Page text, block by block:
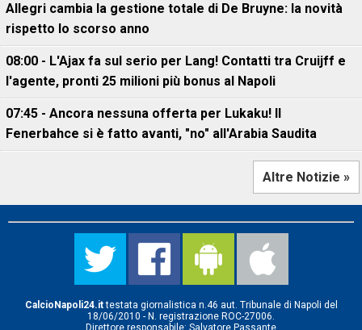
Allegri cambia la gestione totale di De Bruyne: la novità
rispetto lo scorso anno
08:00 - L'Ajax fa sul serio per Lang! Contatti tra Cruijff e
l'agente, pronti 25 milioni più bonus al Napoli
07:45 - Ancora nessuna offerta per Lukaku! Il
Fenerbahce si è fatto avanti, "no" all'Arabia Saudita
Altre Notizie »
CalcioNapoli24.ittestata giornalistica n.46 aut. Tribunale di Napoli del
18/06/2010 - N. registrazione ROC-27006.
Direttore responsabile: Salvatore Passante